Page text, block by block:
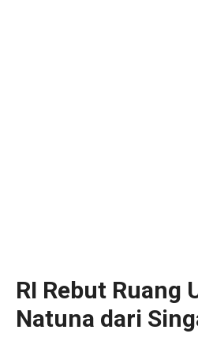
RI Rebut Ruang
Natuna dari